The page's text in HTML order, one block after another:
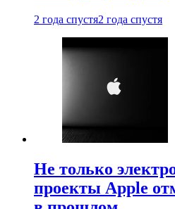
2 года спустя2 года спустя
Не только
проекты Apple